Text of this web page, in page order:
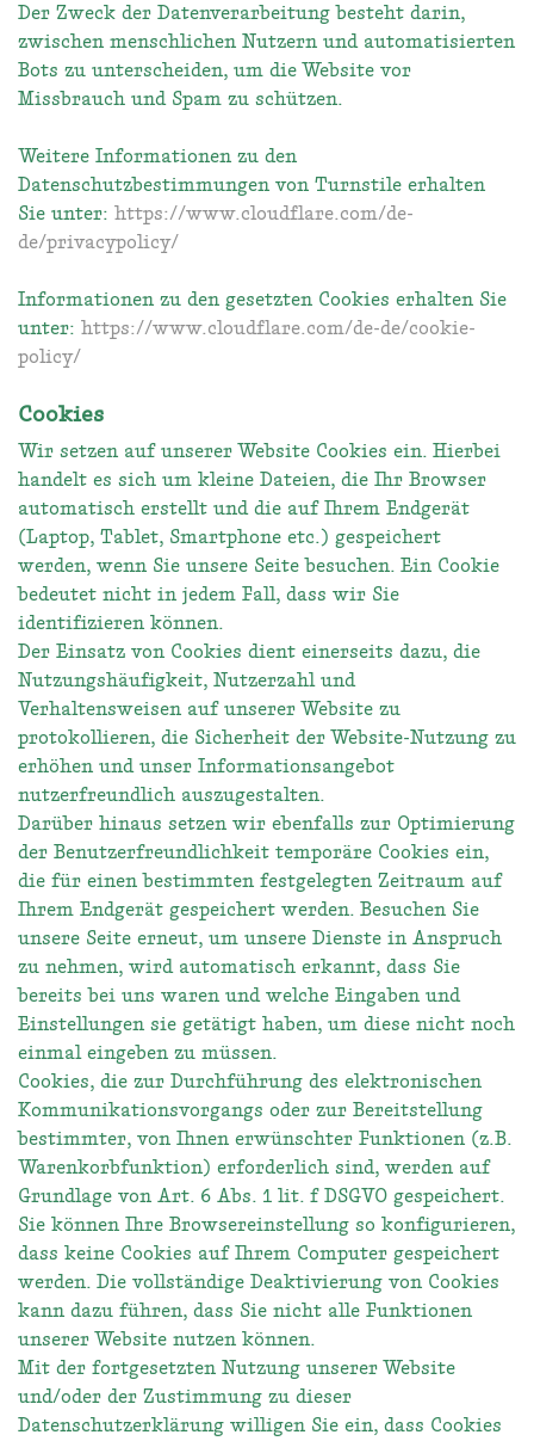
Der Zweck der Datenverarbeitung besteht darin,
zwischen menschlichen Nutzern und automatisierten
Bots zu unterscheiden, um die Website vor
Missbrauch und Spam zu schützen.
Weitere Informationen zu den
Datenschutzbestimmungen von Turnstile erhalten
Sie unter: https://www.cloudflare.com/de-
de/privacypolicy/
Informationen zu den gesetzten Cookies erhalten Sie
unter: https://www.cloudflare.com/de-de/cookie-
policy/
Cookies
Wir setzen auf unserer Website Cookies ein. Hierbei
handelt es sich um kleine Dateien, die Ihr Browser
automatisch erstellt und die auf Ihrem Endgerät
(Laptop, Tablet, Smartphone etc.) gespeichert
werden, wenn Sie unsere Seite besuchen. Ein Cookie
bedeutet nicht in jedem Fall, dass wir Sie
identifizieren können.
Der Einsatz von Cookies dient einerseits dazu, die
Nutzungshäufigkeit, Nutzerzahl und
Verhaltensweisen auf unserer Website zu
protokollieren, die Sicherheit der Website-Nutzung zu
erhöhen und unser Informationsangebot
nutzerfreundlich auszugestalten.
Darüber hinaus setzen wir ebenfalls zur Optimierung
der Benutzerfreundlichkeit temporäre Cookies ein,
die für einen bestimmten festgelegten Zeitraum auf
Ihrem Endgerät gespeichert werden. Besuchen Sie
unsere Seite erneut, um unsere Dienste in Anspruch
zu nehmen, wird automatisch erkannt, dass Sie
bereits bei uns waren und welche Eingaben und
Einstellungen sie getätigt haben, um diese nicht noch
einmal eingeben zu müssen.
Cookies, die zur Durchführung des elektronischen
Kommunikationsvorgangs oder zur Bereitstellung
bestimmter, von Ihnen erwünschter Funktionen (z.B.
Warenkorbfunktion) erforderlich sind, werden auf
Grundlage von Art. 6 Abs. 1 lit. f DSGVO gespeichert.
Sie können Ihre Browsereinstellung so konfigurieren,
dass keine Cookies auf Ihrem Computer gespeichert
werden. Die vollständige Deaktivierung von Cookies
kann dazu führen, dass Sie nicht alle Funktionen
unserer Website nutzen können.
Mit der fortgesetzten Nutzung unserer Website
und/oder der Zustimmung zu dieser
Datenschutzerklärung willigen Sie ein, dass Cookies